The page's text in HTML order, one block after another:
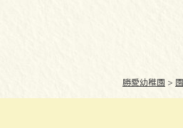
勝愛幼稚園 >